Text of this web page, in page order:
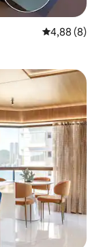
Средна
4,88 (8)